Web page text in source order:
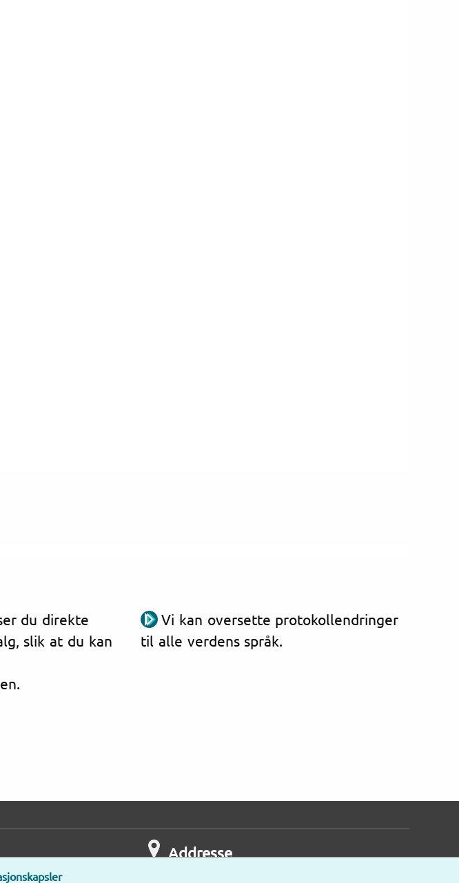
du direkte
slik at du kan
Vi kan oversette protokollendringer
til alle verdens språk.
Addresse